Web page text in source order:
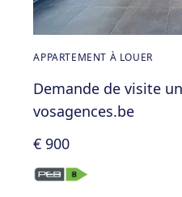
APPARTEMENT À LOUER
Demande de visite
vosagences.be
€ 900